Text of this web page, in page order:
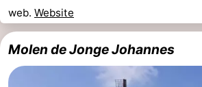
web. Website
Molen de Jonge Johannes